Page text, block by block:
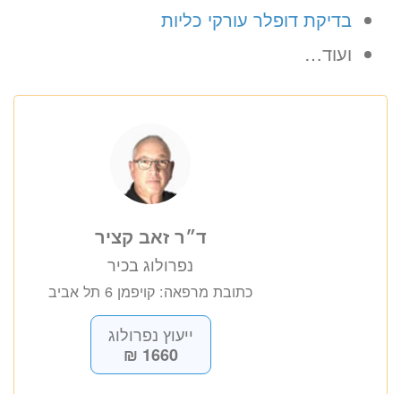
בדיקת דופלר עורקי כליות
ועוד…